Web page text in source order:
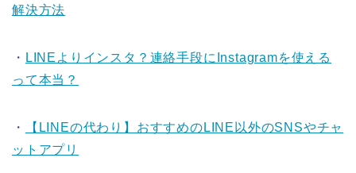
解決方法
・ LINEよりインスタ？連絡手段にInstagramを使える
って本当？
・
【LINEの代わり】おすすめのLINE以外のSNSやチャ
ットアプリ